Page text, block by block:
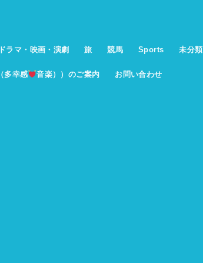
ドラマ・映画・演劇 旅 競馬 Sports 未分類
（多幸感 音楽））のご案内 お問い合わせ